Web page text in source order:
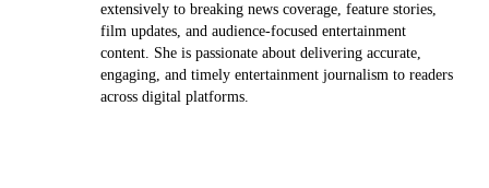
extensively to breaking news coverage, feature stories,
film updates, and audience-focused entertainment
content. She is passionate about delivering accurate,
engaging, and timely entertainment journalism to readers
across digital platforms.